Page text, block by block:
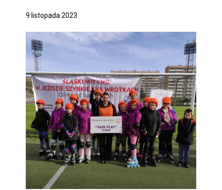
9 listopada 2023